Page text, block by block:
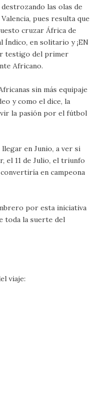
destrozando las olas de
Valencia, pues resulta que
cruzar África de
en solitario y ¡EN
testigo del primer
Africano.
sin más equipaje
y como el dice, la
la pasión por el fútbol
en Junio, a ver si
el 11 de Julio, el triunfo
en campeona
por esta iniciativa
toda la suerte del
viaje: